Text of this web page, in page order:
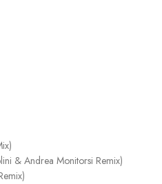
& Andrea Monitorsi Remix)